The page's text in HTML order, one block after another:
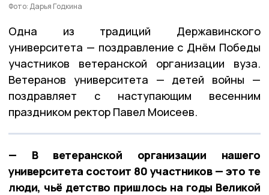
Фото: Дарья Годкина
Одна из традиций Державинского
университета — поздравление с Днём Победы
участников ветеранской организации вуза.
Ветеранов университета — детей войны —
поздравляет с наступающим весенним
праздником ректор Павел Моисеев.
— В ветеранской организации нашего
университета состоит 80 участников — это те
люди, чьё детство пришлось на годы Великой